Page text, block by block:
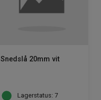
Snedslå 20mm vit
Lagerstatus: 7